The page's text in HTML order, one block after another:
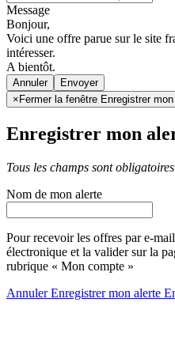
Message
Bonjour,
Voici une offre parue sur le site
intéresser.
A bientôt.
Annuler
× Fermer la fenêtre Enregistrer
Enregistrer mon
Tous les champs sont obligatoires
Nom de mon alerte
Pour recevoir les offres par e-
électronique et la valider sur la
rubrique « Mon compte »
AnnulerEnregistrer mon alerte